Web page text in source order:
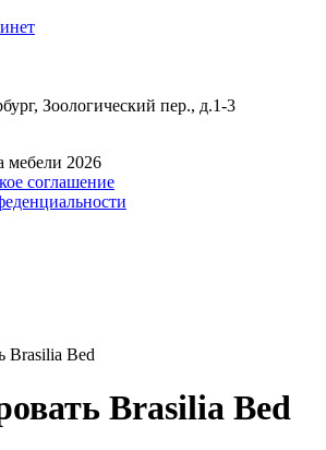
Зоологический пер., д.1-3
мебели 2026
соглашение
Brasilia Bed
Brasilia Bed